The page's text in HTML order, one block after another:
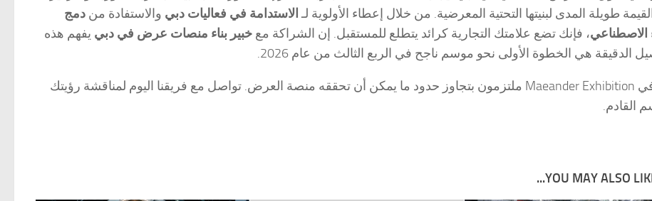
طويلة المدى لبنيتها التحتية المعرضية. من خلال إعطاء الأولوية لـ الاستدامة في فعاليات دبي والاستفادة من دمج
الاصطناعي، فإنك تضع علامتك التجارية كرائد يتطلع للمستقبل. إن الشراكة مع خبير بناء منصات عرض في دبي يفهم هذه
الدقيقة هي الخطوة الأولى نحو موسم ناجح في الربع الثالث من عام 2026.
نحن في Maeander Exhibition ملتزمون بتجاوز حدود ما يمكن أن تحققه منصة العرض. تواصل مع فريقنا اليوم لمناقشة رؤيتك
القادم.
YOU MAY ALSO